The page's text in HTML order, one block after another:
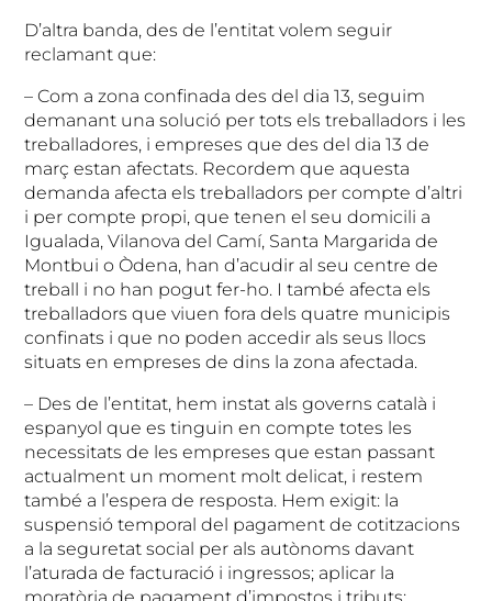
D’altra banda, des de l’entitat volem seguir
reclamant que:
– Com a zona confinada des del dia 13, seguim
demanant una solució per tots els treballadors i les
treballadores, i empreses que des del dia 13 de
març estan afectats. Recordem que aquesta
demanda afecta els treballadors per compte d’altri
i per compte propi, que tenen el seu domicili a
Igualada, Vilanova del Camí, Santa Margarida de
Montbui o Òdena, han d’acudir al seu centre de
treball i no han pogut fer-ho. I també afecta els
treballadors que viuen fora dels quatre municipis
confinats i que no poden accedir als seus llocs
situats en empreses de dins la zona afectada.
– Des de l’entitat, hem instat als governs català i
espanyol que es tinguin en compte totes les
necessitats de les empreses que estan passant
actualment un moment molt delicat, i restem
també a l’espera de resposta. Hem exigit: la
suspensió temporal del pagament de cotitzacions
a la seguretat social per als autònoms davant
l’aturada de facturació i ingressos; aplicar la